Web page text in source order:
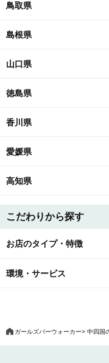
鳥取県
島根県
山口県
徳島県
香川県
愛媛県
高知県
こだわりから探す
お店のタイプ・特徴
環境・サービス
ガールズバーウォーカー 中四国